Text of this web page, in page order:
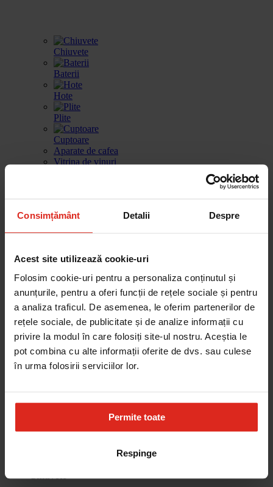
Consimțământ Detalii Despre
Acest site utilizează cookie-uri
Folosim cookie-uri pentru a personaliza conținutul și
anunțurile, pentru a oferi funcții de rețele sociale și pentru
a analiza traficul. De asemenea, le oferim partenerilor de
rețele sociale, de publicitate și de analize informații cu
privire la modul în care folosiți site-ul nostru. Aceștia le
pot combina cu alte informații oferite de dvs. sau culese
în urma folosirii serviciilor lor.
Permite toate
Respinge
Chiuvete
Baterii
Hote
Plite
Cuptoare
Aparate de cafea
Vitrina de vinuri
Frigidere
Accesorii
Cautare dupa produse
Cautare dupa piesa
Cautare dupa produse
Cautare dupa piesa
Catalog
Devino partener
Parteneri
Account
Chiuvete